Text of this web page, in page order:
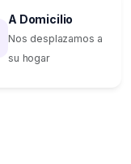
A Domicilio
Nos desplazamos a
su hogar